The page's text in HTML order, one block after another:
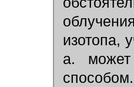
изотопа,
а. может